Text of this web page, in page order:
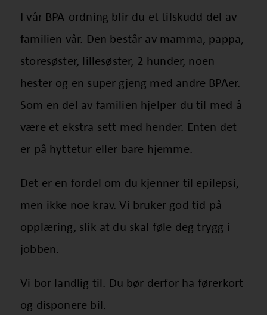
I vår BPA-ordning blir du et tilskudd del av
familien vår. Den består av mamma, pappa,
storesøster, lillesøster, 2 hunder, noen
hester og en super gjeng med andre BPAer.
Som en del av familien hjelper du til med å
være et ekstra sett med hender. Enten det
er på hyttetur eller bare hjemme.
Det er en fordel om du kjenner til epilepsi,
men ikke noe krav. Vi bruker god tid på
opplæring, slik at du skal føle deg trygg i
jobben.
Vi bor landlig til. Du bør derfor ha førerkort
og disponere bil.